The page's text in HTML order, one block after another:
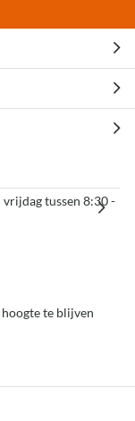
tussen 8:30 -
te blijven